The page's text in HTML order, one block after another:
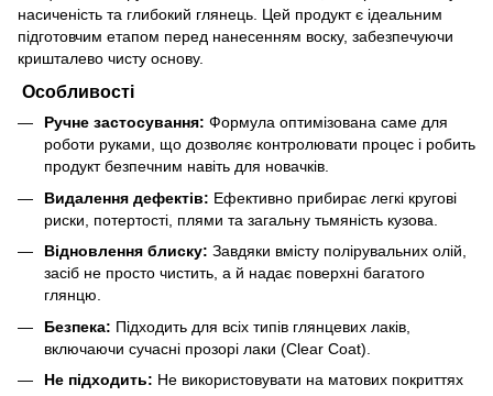
насиченість та глибокий глянець. Цей продукт є ідеальним
підготовчим етапом перед нанесенням воску, забезпечуючи
кришталево чисту основу.
Особливості
Ручне застосування: Формула оптимізована саме для
роботи руками, що дозволяє контролювати процес і робить
продукт безпечним навіть для новачків.
Видалення дефектів: Ефективно прибирає легкі кругові
риски, потертості, плями та загальну тьмяність кузова.
Відновлення блиску: Завдяки вмісту полірувальних олій,
засіб не просто чистить, а й надає поверхні багатого
глянцю.
Безпека: Підходить для всіх типів глянцевих лаків,
включаючи сучасні прозорі лаки (Clear Coat).
Не підходить: Не використовувати на матових покриттях